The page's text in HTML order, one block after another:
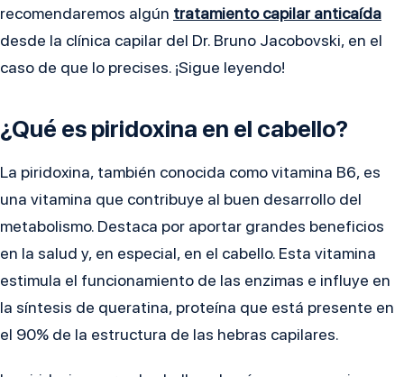
recomendaremos algún tratamiento capilar anticaída
desde la clínica capilar del Dr. Bruno Jacobovski, en el
caso de que lo precises. ¡Sigue leyendo!
¿Qué es piridoxina en el cabello?
La piridoxina, también conocida como vitamina B6, es
una vitamina que contribuye al buen desarrollo del
metabolismo. Destaca por aportar grandes beneficios
en la salud y, en especial, en el cabello. Esta vitamina
estimula el funcionamiento de las enzimas e influye en
la síntesis de queratina, proteína que está presente en
el 90% de la estructura de las hebras capilares.